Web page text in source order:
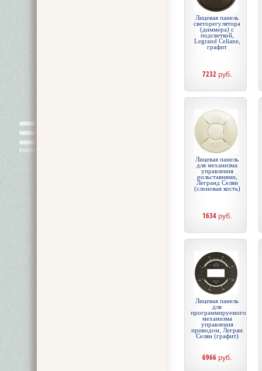
Лицевая панель
светорегулятора
(диммера) с
подсветкой,
Legrand Celiane,
графит
7232 руб.
Лицевая панель
для механизма
управления
рольставнями,
Легранд Селян
(слоновая кость)
1634 руб.
Лицевая панель
для
программируемого
механизма
управления
приводом, Легран
Селян (графит)
6966 руб.